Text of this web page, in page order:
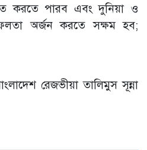
করতে পারব এবং দুনিয়া ও
অর্জন করতে সক্ষম হব;
রেজভীয়া তালিমুস সূন্না